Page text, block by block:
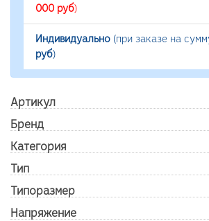
000 руб)
Индивидуально (при заказе на
руб)
Артикул
Бренд
Категория
Тип
Типоразмер
Напряжение